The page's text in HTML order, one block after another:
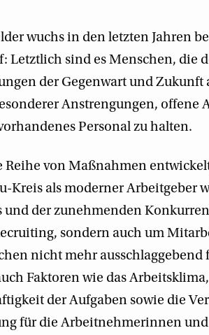
wuchs in den letzten Jahren
Letztlich sind es Menschen, die
der Gegenwart und
Anstrengungen, offene
Personal zu halten.
Reihe von Maßnahmen
Kreis als moderner Arbeitgeber
der zunehmenden
sondern auch um
nicht mehr ausschlaggebend
Faktoren wie das Arbeitsklima,
der Aufgaben sowie die
für die Arbeitnehmerinnen und